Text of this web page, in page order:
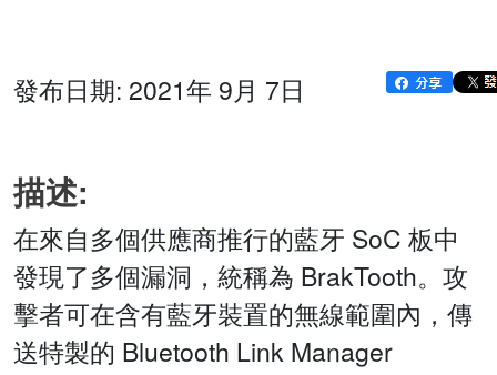
發布日期: 2021年 9月 7日
描述:
在來自多個供應商推行的藍牙 SoC 板中
發現了多個漏洞，統稱為 BrakTooth。攻
擊者可在含有藍牙裝置的無線範圍內，傳
送特製的 Bluetooth Link Manager